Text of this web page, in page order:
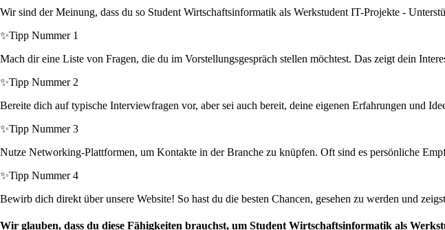
Wir sind der Meinung, dass du so Student Wirtschaftsinformatik als Werkstudent IT-Projekte -
✨Tipp Nummer 1
Mach dir eine Liste von Fragen, die du im Vorstellungsgespräch stellen möchtest. Das zeigt dein
✨Tipp Nummer 2
Bereite dich auf typische Interviewfragen vor, aber sei auch bereit, deine eigenen Erfahrungen und
✨Tipp Nummer 3
Nutze Networking-Plattformen, um Kontakte in der Branche zu knüpfen. Oft sind es persönliche
✨Tipp Nummer 4
Bewirb dich direkt über unsere Website! So hast du die besten Chancen, gesehen zu werden und
Wir glauben, dass du diese Fähigkeiten brauchst, um Student Wirtschaftsinformatik als